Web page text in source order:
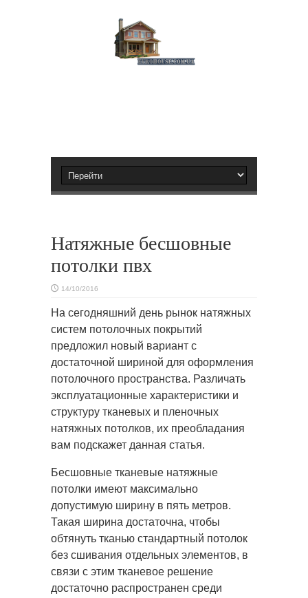
Натяжные бесшовные
потолки пвх
14/10/2016
На сегодняшний день рынок натяжных
систем потолочных покрытий
предложил новый вариант с
достаточной шириной для оформления
потолочного пространства. Различать
эксплуатационные характеристики и
структуру тканевых и пленочных
натяжных потолков, их преобладания
вам подскажет данная статья.
Бесшовные тканевые натяжные
потолки имеют максимально
допустимую ширину в пять метров.
Такая ширина достаточна, чтобы
обтянуть тканью стандартный потолок
без сшивания отдельных элементов, в
связи с этим тканевое решение
достаточно распространен среди